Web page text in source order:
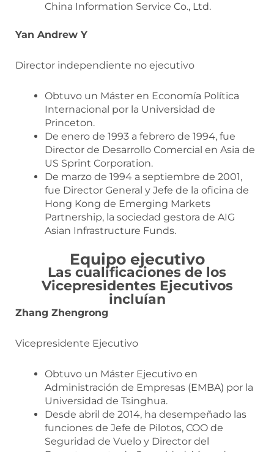
China Information Service Co., Ltd.
Yan Andrew Y
Director independiente no ejecutivo
Obtuvo un Máster en Economía Política
Internacional por la Universidad de
Princeton.
De enero de 1993 a febrero de 1994, fue
Director de Desarrollo Comercial en Asia de
US Sprint Corporation.
De marzo de 1994 a septiembre de 2001,
fue Director General y Jefe de la oficina de
Hong Kong de Emerging Markets
Partnership, la sociedad gestora de AIG
Asian Infrastructure Funds.
Equipo ejecutivo
Las cualificaciones de los
Vicepresidentes Ejecutivos
incluían
Zhang Zhengrong
Vicepresidente Ejecutivo
Obtuvo un Máster Ejecutivo en
Administración de Empresas (EMBA) por la
Universidad de Tsinghua.
Desde abril de 2014, ha desempeñado las
funciones de Jefe de Pilotos, COO de
Seguridad de Vuelo y Director del